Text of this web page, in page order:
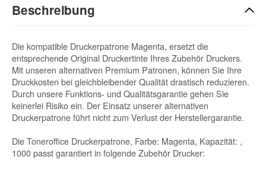
Beschreibung
Die kompatible Druckerpatrone Magenta, ersetzt die
entsprechende Original Druckertinte Ihres Zubehör Druckers.
Mit unseren alternativen Premium Patronen, können Sie Ihre
Druckkosten bei gleichbleibender Qualität drastisch reduzieren.
Durch unsere Funktions- und Qualitätsgarantie gehen Sie
keinerlei Risiko ein. Der Einsatz unserer alternativen
Druckerpatrone führt nicht zum Verlust der Herstellergarantie.
Die Toneroffice Druckerpatrone, Farbe: Magenta, Kapazität: ,
1000 passt garantiert in folgende Zubehör Drucker: